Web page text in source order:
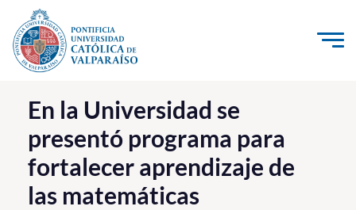
Click acá para ir directamente al contenido
La Universidad
Investigación, Creación e Innovación
PUCV Internacional
Vinculación con el Medio
En la Universidad se
presentó programa para
fortalecer aprendizaje de
las matemáticas